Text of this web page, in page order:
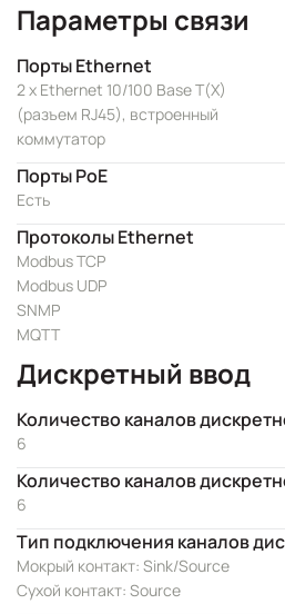
Параметры связи
Порты Ethernet
2 x Ethernet 10/100 Base T(X)
(разъем RJ45), встроенный
коммутатор
Порты PoE
Есть
Протоколы Ethernet
Modbus TCP
Modbus UDP
SNMP
MQTT
Дискретный ввод
Количество каналов
6
Количество каналов
6
Тип подключения каналов
Мокрый контакт: Sink/Source
Сухой контакт: Source